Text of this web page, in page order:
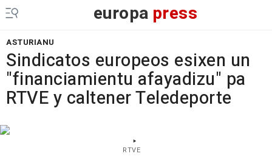
europa press
ASTURIANU
Sindicatos europeos esixen un
"financiamientu afayadizu" pa
RTVE y caltener Teledeporte
RTVE